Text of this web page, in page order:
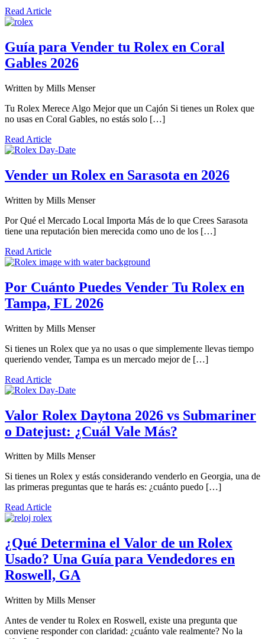
Read Article
Guía para Vender tu Rolex en Coral
Gables 2026
Written by Mills Menser
Tu Rolex Merece Algo Mejor que un Cajón Si tienes un Rolex que
no usas en Coral Gables, no estás solo […]
Read Article
Vender un Rolex en Sarasota en 2026
Written by Mills Menser
Por Qué el Mercado Local Importa Más de lo que Crees Sarasota
tiene una reputación bien merecida como uno de los […]
Read Article
Por Cuánto Puedes Vender Tu Rolex en
Tampa, FL 2026
Written by Mills Menser
Si tienes un Rolex que ya no usas o que simplemente llevas tiempo
queriendo vender, Tampa es un mercado mejor de […]
Read Article
Valor Rolex Daytona 2026 vs Submariner
o Datejust: ¿Cuál Vale Más?
Written by Mills Menser
Si tienes un Rolex y estás considerando venderlo en Georgia, una de
las primeras preguntas que te harás es: ¿cuánto puedo […]
Read Article
¿Qué Determina el Valor de un Rolex
Usado? Una Guía para Vendedores en
Roswell, GA
Written by Mills Menser
Antes de vender tu Rolex en Roswell, existe una pregunta que
conviene responder con claridad: ¿cuánto vale realmente? No la